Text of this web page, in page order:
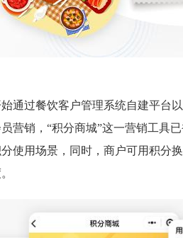
通过餐饮客户管理系统自建平台
营销，“积分商城”这一营销工具
使用场景，同时，商户可用积分